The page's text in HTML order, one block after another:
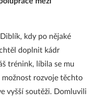
kdy po nějaké
doplnit kádr
trénink, líbila se mu
možnost rozvoje těchto
vyšší soutěži. Domluvili